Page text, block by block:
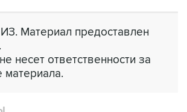
Материал предоставлен
несет ответственности за
материала.